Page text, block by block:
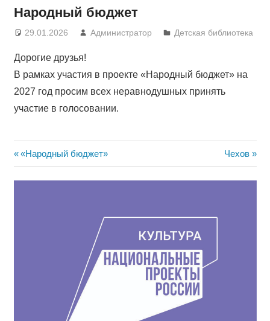
Народный бюджет
29.01.2026 Администратор Детская библиотека
Дорогие друзья!
В рамках участия в проекте «Народный бюджет» на
2027 год просим всех неравнодушных принять
участие в голосовании.
Навигация
по
Предыдущая
запись:
«Народный бюджет»
запись:
Чехов